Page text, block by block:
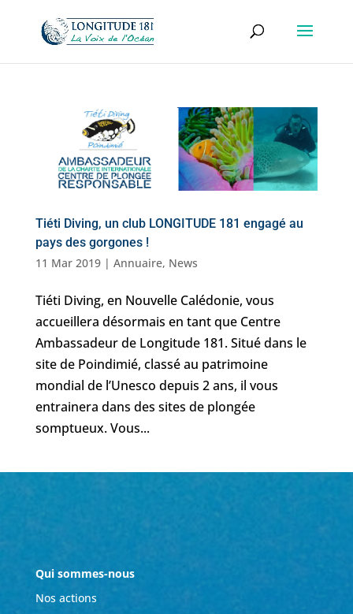
Tiéti Diving, un club LONGITUDE 181 engagé au
pays des gorgones !
11 Mar 2019| Annuaire, News
Tiéti Diving, en Nouvelle Calédonie, vous
accueillera désormais en tant que Centre
Ambassadeur de Longitude 181. Situé dans le
site de Poindimié, classé au patrimoine
mondial de l’Unesco depuis 2 ans, il vous
entrainera dans des sites de plongée
somptueux. Vous...
Qui sommes-nous
Nos actions